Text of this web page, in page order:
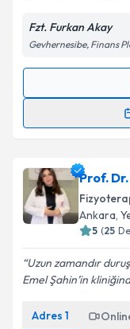
Fzt. Furkan Akay
Gevhernesibe, Finans
Randevu
takvim
E-posta
Kişisel
Prof.
Ankara,
5 (25
Uzun zamandır
Emel Şahin’in
Adres 1